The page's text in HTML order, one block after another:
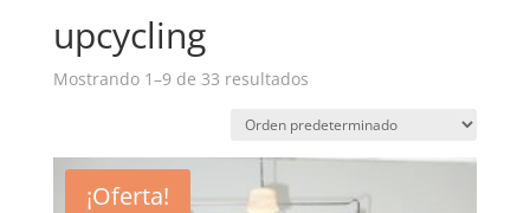
upcycling
Mostrando 1–9 de 33 resultados
¡Oferta!